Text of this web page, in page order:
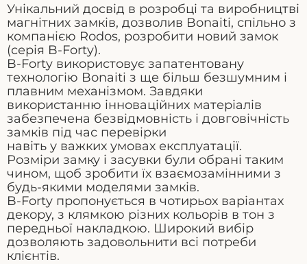
Унікальний досвід в розробці та виробництві
магнітних замків, дозволив Bonaiti, спільно з
компанією Rodos, розробити новий замок
(серія B-Forty).
B-Forty використовує запатентовану
технологію Bonaiti з ще більш безшумним і
плавним механізмом. Завдяки
використанню інноваційних матеріалів
забезпечена безвідмовність і довговічність
замків під час перевірки
навіть у важких умовах експлуатації.
Розміри замку і засувки були обрані таким
чином, щоб зробити їх взаємозамінними з
будь-якими моделями замків.
B-Forty пропонується в чотирьох варіантах
декору, з клямкою різних кольорів в тон з
передньої накладкою. Широкий вибір
дозволяють задовольнити всі потреби
клієнтів.